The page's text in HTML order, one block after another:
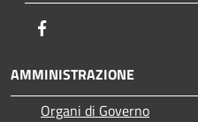
AMMINISTRAZIONE
Organi di Governo